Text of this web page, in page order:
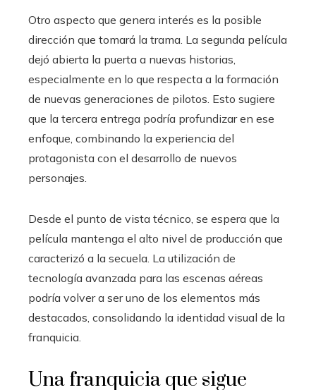
Otro aspecto que genera interés es la posible
dirección que tomará la trama. La segunda película
dejó abierta la puerta a nuevas historias,
especialmente en lo que respecta a la formación
de nuevas generaciones de pilotos. Esto sugiere
que la tercera entrega podría profundizar en ese
enfoque, combinando la experiencia del
protagonista con el desarrollo de nuevos
personajes.
Desde el punto de vista técnico, se espera que la
película mantenga el alto nivel de producción que
caracterizó a la secuela. La utilización de
tecnología avanzada para las escenas aéreas
podría volver a ser uno de los elementos más
destacados, consolidando la identidad visual de la
franquicia.
Una franquicia que sigue